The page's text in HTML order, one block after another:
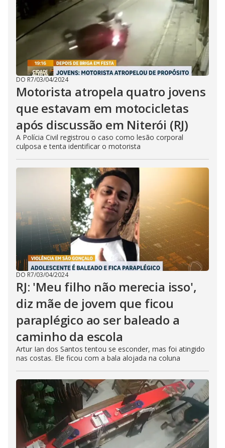
DO R7/03/04/2024
Motorista atropela quatro jovens
que estavam em motocicletas
após discussão em Niterói (RJ)
A Polícia Civil registrou o caso como lesão corporal
culposa e tenta identificar o motorista
DO R7/03/04/2024
RJ: 'Meu filho não merecia isso',
diz mãe de jovem que ficou
paraplégico ao ser baleado a
caminho da escola
Artur Ian dos Santos tentou se esconder, mas foi atingido
nas costas. Ele ficou com a bala alojada na coluna